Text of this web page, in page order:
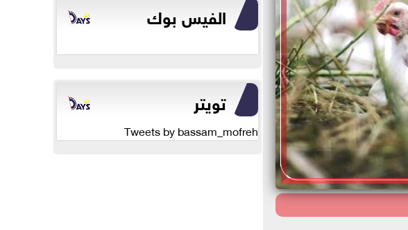
الفيس بوك
تويتر
Tweets by bassam_mofreh